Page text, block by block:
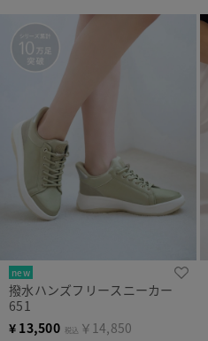
new
撥水ハンズフリースニーカー
651
¥ 13,500 税込 ￥14,850